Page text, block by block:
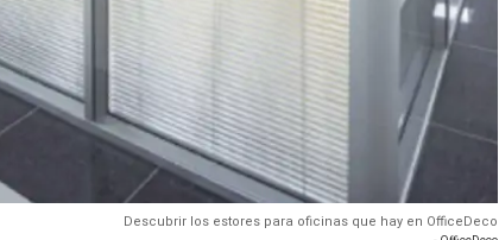
Descubrir los estores para oficinas que hay en OfficeDeco